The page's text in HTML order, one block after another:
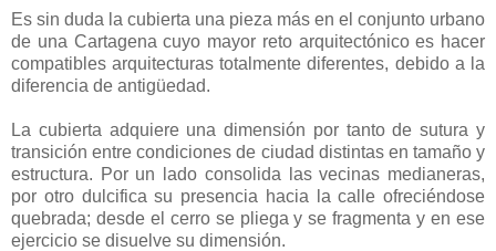
Es sin duda la cubierta una pieza más en el conjunto urbano
de una Cartagena cuyo mayor reto arquitectónico es hacer
compatibles arquitecturas totalmente diferentes, debido a la
diferencia de antigüedad.
La cubierta adquiere una dimensión por tanto de sutura y
transición entre condiciones de ciudad distintas en tamaño y
estructura. Por un lado consolida las vecinas medianeras,
por otro dulcifica su presencia hacia la calle ofreciéndose
quebrada; desde el cerro se pliega y se fragmenta y en ese
ejercicio se disuelve su dimensión.